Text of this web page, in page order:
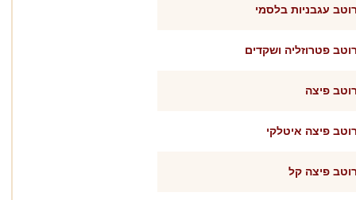
עגבניות בלסמי
פטרוזליה ושקדים
פיצה
פיצה איטלקי
פיצה קל